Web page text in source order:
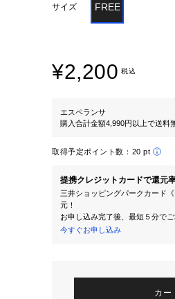
サイズ FREE
¥2,200 税込
エスペランサ
購入合計金額4,990円以上で送料
取得予定ポイント数： 20 pt
提携クレジットカードで還元
三井ショッピングパークカード
元！
お申し込み完了後、最短５分でご
今すぐお申し込み
カー